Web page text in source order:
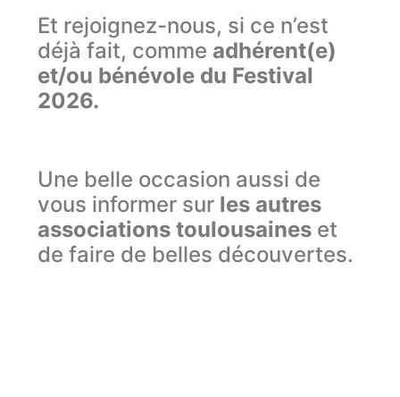
Et rejoignez-nous, si ce n’est
déjà fait, comme adhérent(e)
et/ou bénévole du Festival
2026.
Une belle occasion aussi de
vous informer sur les autres
associations toulousaines et
de faire de belles découvertes.